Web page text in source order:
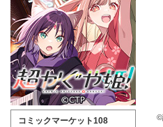
©
コミックマーケット108